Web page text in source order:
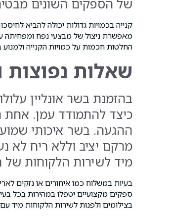
של הספקים השונים
קנייה בכמויות גדולות יכולה להביא
מאפשרת ניצול של מבצעי נפח ומפחיתה
החלטות חכמות על כמויות הקנייה
שאלות נפוצות
בהזמנת בשר אונליין
כיצד להתמודד עמן. אחת
ההגעה. בשר איכותי
מרקם יציב וללא ריח לא
מיד לשירות הלקוחות
בעיות במשלוח כמו איחורים או נזקים
ספקים מקצועיים יטפלו במהירות בכל
בצילומים ולפנות לשירות הלקוחות מיד עם